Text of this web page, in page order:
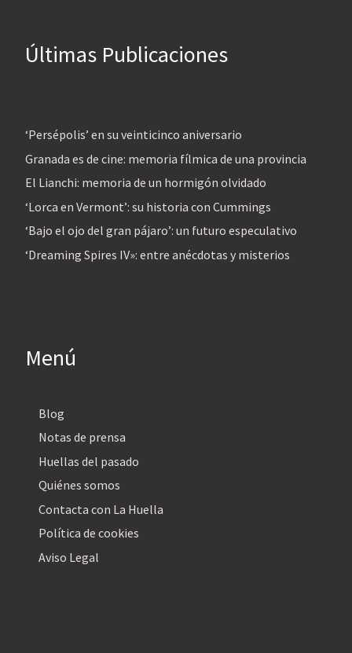
Últimas Publicaciones
‘Persépolis’ en su veinticinco aniversario
Granada es de cine: memoria fílmica de una provincia
El Lianchi: memoria de un hormigón olvidado
‘Lorca en Vermont’: su historia con Cummings
‘Bajo el ojo del gran pájaro’: un futuro especulativo
‘Dreaming Spires IV»: entre anécdotas y misterios
Menú
Blog
Notas de prensa
Huellas del pasado
Quiénes somos
Contacta con La Huella
Política de cookies
Aviso Legal